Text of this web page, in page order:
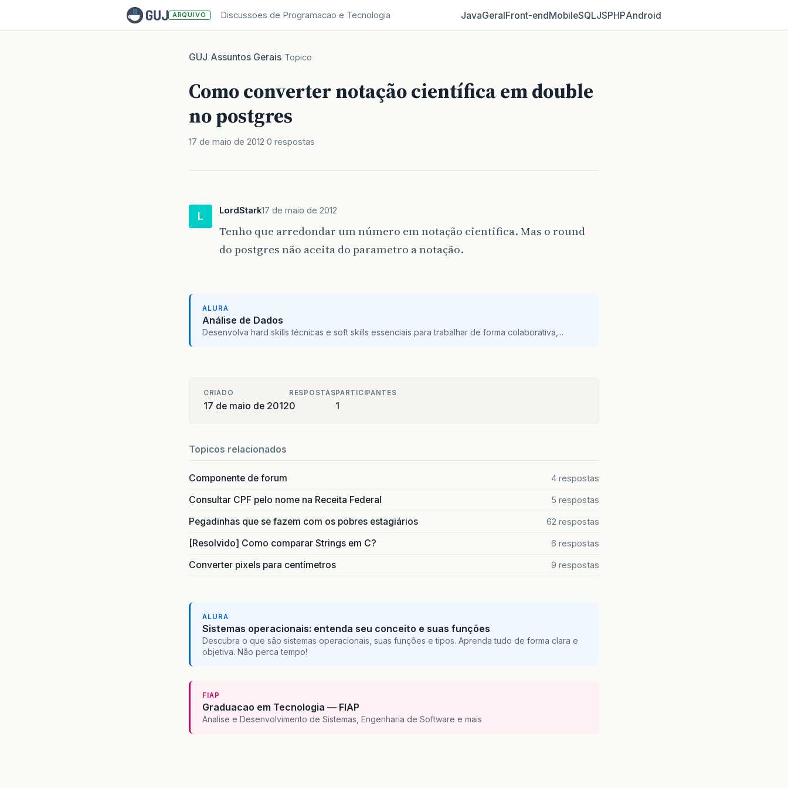
ARQUIVO Discussoes de Programacao e Tecnologia JavaGeralFront‑endMobileSQLJSPHPAndroid
GUJ/Assuntos Gerais/Topico
Como converter notação científica em double
no postgres
17 de maio de 2012 0 respostas
L LordStark17 de maio de 2012
Tenho que arredondar um número em notação cientifica. Mas o round
do postgres não aceita do parametro a notação.
ALURA
Análise de Dados
Desenvolva hard skills técnicas e soft skills essenciais para trabalhar de forma colaborativa,...
CRIADO
17 de maio de 2012
RESPOSTAS
0
PARTICIPANTES
1
Topicos relacionados
Componente de forum 4 respostas
Consultar CPF pelo nome na Receita Federal 5 respostas
Pegadinhas que se fazem com os pobres estagiários 62 respostas
[Resolvido] Como comparar Strings em C? 6 respostas
Converter pixels para centímetros 9 respostas
ALURA
Sistemas operacionais: entenda seu conceito e suas funções
Descubra o que são sistemas operacionais, suas funções e tipos. Aprenda tudo de forma clara e
objetiva. Não perca tempo!
FIAP
Graduacao em Tecnologia — FIAP
Analise e Desenvolvimento de Sistemas, Engenharia de Software e mais